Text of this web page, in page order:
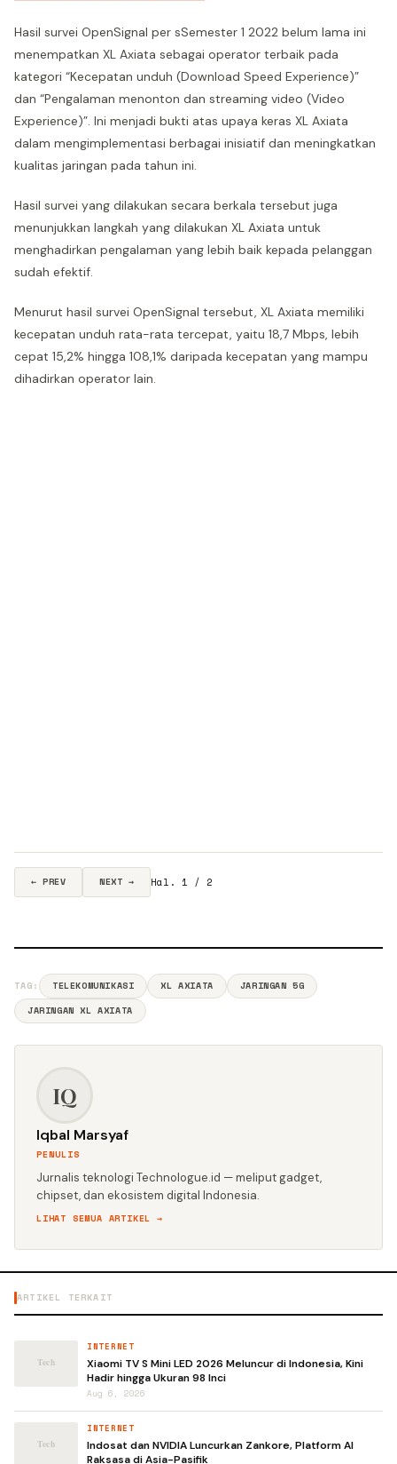
Hasil survei OpenSignal per sSemester 1 2022 belum lama ini
menempatkan XL Axiata sebagai operator terbaik pada
kategori “Kecepatan unduh (Download Speed Experience)”
dan “Pengalaman menonton dan streaming video (Video
Experience)”. Ini menjadi bukti atas upaya keras XL Axiata
dalam mengimplementasi berbagai inisiatif dan meningkatkan
kualitas jaringan pada tahun ini.
Hasil survei yang dilakukan secara berkala tersebut juga
menunjukkan langkah yang dilakukan XL Axiata untuk
menghadirkan pengalaman yang lebih baik kepada pelanggan
sudah efektif.
Menurut hasil survei OpenSignal tersebut, XL Axiata memiliki
kecepatan unduh rata-rata tercepat, yaitu 18,7 Mbps, lebih
cepat 15,2% hingga 108,1% daripada kecepatan yang mampu
dihadirkan operator lain.
← PREV NEXT → Hal. 1 / 2
TAG: TELEKOMUNIKASI XL AXIATA
JARINGAN 5G
JARINGAN XL AXIATA
IQ
Iqbal Marsyaf
PENULIS
Jurnalis teknologi Technologue.id — meliput gadget,
chipset, dan ekosistem digital Indonesia.
LIHAT SEMUA ARTIKEL →
ARTIKEL TERKAIT
INTERNET
Xiaomi TV S Mini LED 2026 Meluncur di Indonesia, Kini
Hadir hingga Ukuran 98 Inci
Aug 6, 2026
INTERNET
Indosat dan NVIDIA Luncurkan Zankore, Platform AI
Raksasa di Asia-Pasifik